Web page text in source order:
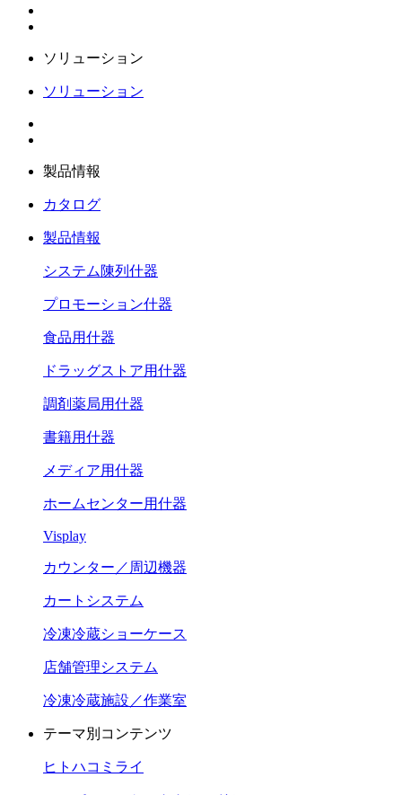
ソリューション
ソリューション
製品情報
カタログ
製品情報
システム陳列什器
プロモーション什器
食品用什器
ドラッグストア用什器
調剤薬局用什器
書籍用什器
メディア用什器
ホームセンター用什器
Visplay
カウンター／周辺機器
カートシステム
冷凍冷蔵ショーケース
店舗管理システム
冷凍冷蔵施設／作業室
テーマ別コンテンツ
ヒトハコミライ